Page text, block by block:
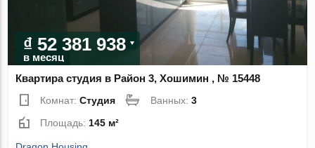
₫ 52 381 938
в месяц
Квартира студия в Район 3, Хошимин , № 15448
Комнат:Студия Ванных:3
Площадь: 145 м²